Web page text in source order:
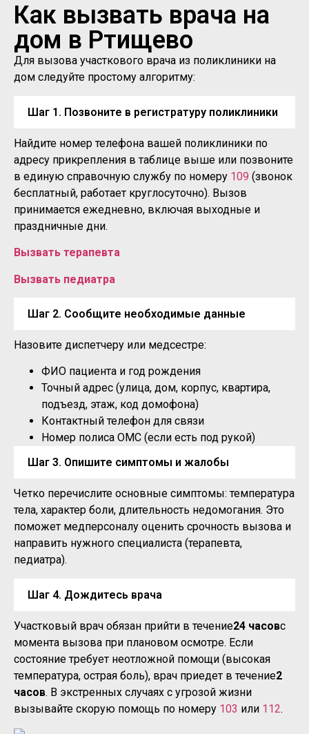
Как вызвать врача на
дом в Ртищево
Для вызова участкового врача из поликлиники на
дом следуйте простому алгоритму:
Шаг 1. Позвоните в регистратуру поликлиники
Найдите номер телефона вашей поликлиники по
адресу прикрепления в таблице выше или позвоните
в единую справочную службу по номеру 109 (звонок
бесплатный, работает круглосуточно). Вызов
принимается ежедневно, включая выходные и
праздничные дни.
Вызвать терапевта
Вызвать педиатра
Шаг 2. Сообщите необходимые данные
Назовите диспетчеру или медсестре:
ФИО пациента и год рождения
Точный адрес (улица, дом, корпус, квартира,
подъезд, этаж, код домофона)
Контактный телефон для связи
Номер полиса ОМС (если есть под рукой)
Шаг 3. Опишите симптомы и жалобы
Четко перечислите основные симптомы: температура
тела, характер боли, длительность недомогания. Это
поможет медперсоналу оценить срочность вызова и
направить нужного специалиста (терапевта,
педиатра).
Шаг 4. Дождитесь врача
Участковый врач обязан прийти в течение24 часовс
момента вызова при плановом осмотре. Если
состояние требует неотложной помощи (высокая
температура, острая боль), врач приедет в течение2
часов. В экстренных случаях с угрозой жизни
вызывайте скорую помощь по номеру 103 или 112.